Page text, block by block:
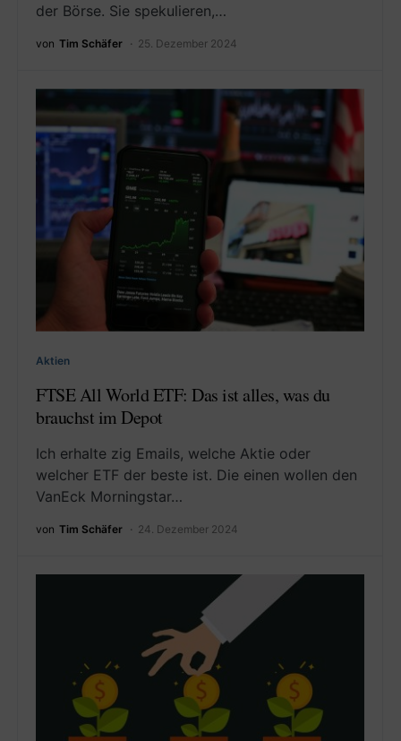
der Börse. Sie spekulieren,…
von Tim Schäfer 25. Dezember 2024
Aktien
FTSE All World ETF: Das ist alles, was du
brauchst im Depot
Ich erhalte zig Emails, welche Aktie oder
welcher ETF der beste ist. Die einen wollen den
VanEck Morningstar…
von Tim Schäfer 24. Dezember 2024